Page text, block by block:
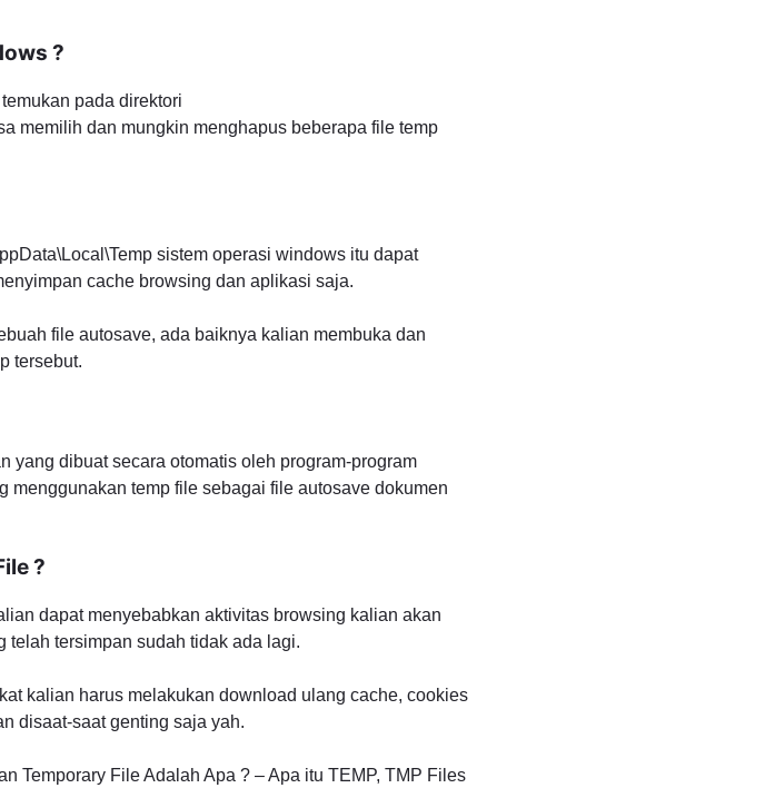
?
pada direktori
memilih dan mungkin menghapus beberapa file temp
sistem operasi windows itu dapat
cache browsing dan aplikasi saja.
file autosave, ada baiknya kalian membuka dan
tersebut.
yang dibuat secara otomatis oleh program-program
menggunakan temp file sebagai file autosave dokumen
?
dapat menyebabkan aktivitas browsing kalian akan
telah tersimpan sudah tidak ada lagi.
kalian harus melakukan download ulang cache, cookies
disaat-saat genting saja yah.
Temporary File Adalah Apa ? – Apa itu TEMP, TMP Files